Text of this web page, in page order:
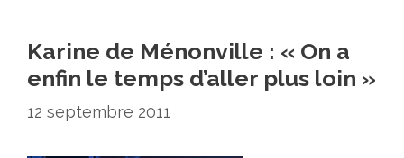
Karine de Ménonville : « On a
enfin le temps d’aller plus loin »
12 septembre 2011